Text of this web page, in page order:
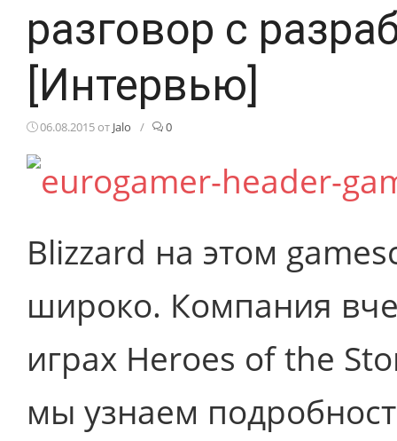
разговор с
[Интервью]
06.08.2015от Jalo / 0
Blizzard на этом
широко. Компания
играх Heroes of the
мы узнаем